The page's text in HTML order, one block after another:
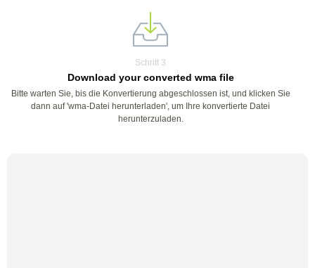
Schritt 3
Download your converted wma file
Bitte warten Sie, bis die Konvertierung abgeschlossen ist, und klicken Sie
dann auf 'wma-Datei herunterladen', um Ihre konvertierte Datei
herunterzuladen.